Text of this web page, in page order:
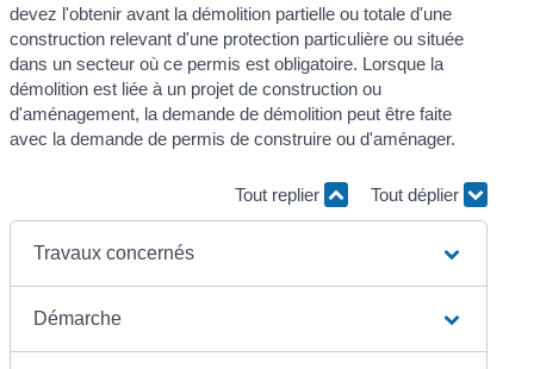
devez l'obtenir avant la démolition partielle ou totale d'une
construction relevant d'une protection particulière ou située
dans un secteur où ce permis est obligatoire. Lorsque la
démolition est liée à un projet de construction ou
d'aménagement, la demande de démolition peut être faite
avec la demande de permis de construire ou d'aménager.
Tout replier Tout déplier
Travaux concernés
Démarche